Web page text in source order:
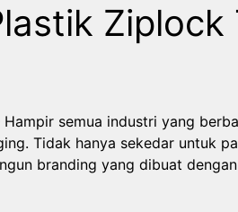
Ziplock
semua industri yang
Tidak hanya sekedar untuk
branding yang dibuat